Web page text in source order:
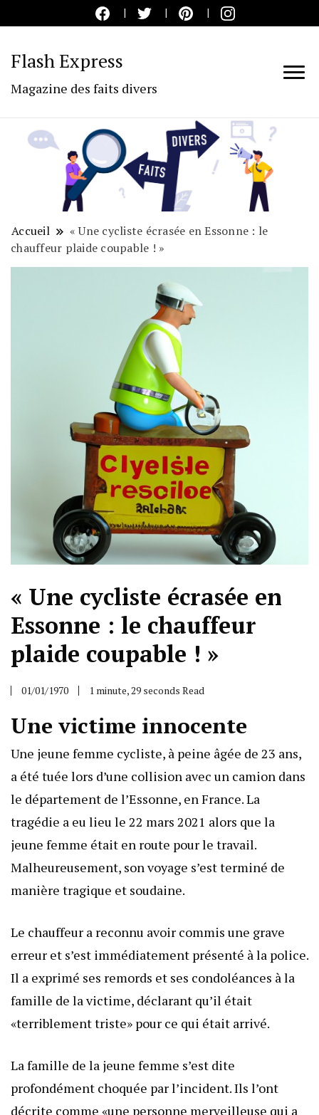
Flash Express
Magazine des faits divers
Accueil
« Une cycliste écrasée en Essonne : le
chauffeur plaide coupable ! »
« Une cycliste écrasée en
Essonne : le chauffeur
plaide coupable ! »
01/01/1970 1 minute, 29 seconds Read
Une victime innocente
Une jeune femme cycliste, à peine âgée de 23 ans,
a été tuée lors d’une collision avec un camion dans
le département de l’Essonne, en France. La
tragédie a eu lieu le 22 mars 2021 alors que la
jeune femme était en route pour le travail.
Malheureusement, son voyage s’est terminé de
manière tragique et soudaine.
Le chauffeur a reconnu avoir commis une grave
erreur et s’est immédiatement présenté à la police.
Il a exprimé ses remords et ses condoléances à la
famille de la victime, déclarant qu’il était
«terriblement triste» pour ce qui était arrivé.
La famille de la jeune femme s’est dite
profondément choquée par l’incident. Ils l’ont
décrite comme «une personne merveilleuse qui a